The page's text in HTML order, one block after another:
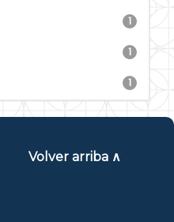
1
1
1
Volver arriba ∧